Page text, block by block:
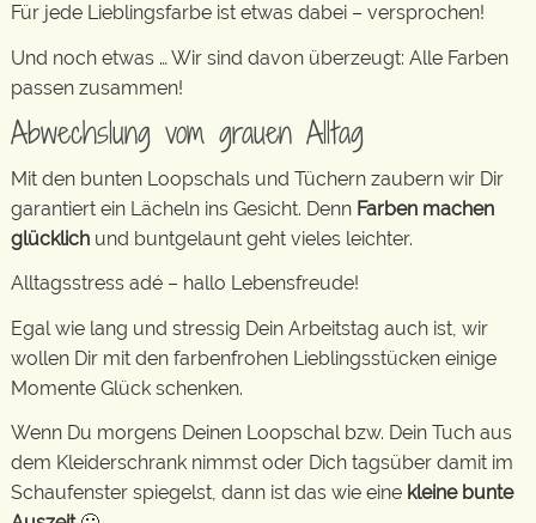
Für jede Lieblingsfarbe ist etwas dabei – versprochen!
Und noch etwas … Wir sind davon überzeugt: Alle Farben
passen zusammen!
Abwechslung vom grauen Alltag
Mit den bunten Loopschals und Tüchern zaubern wir Dir
garantiert ein Lächeln ins Gesicht. Denn Farben machen
glücklich und buntgelaunt geht vieles leichter.
Alltagsstress adé – hallo Lebensfreude!
Egal wie lang und stressig Dein Arbeitstag auch ist, wir
wollen Dir mit den farbenfrohen Lieblingsstücken einige
Momente Glück schenken.
Wenn Du morgens Deinen Loopschal bzw. Dein Tuch aus
dem Kleiderschrank nimmst oder Dich tagsüber damit im
Schaufenster spiegelst, dann ist das wie eine kleine bunte